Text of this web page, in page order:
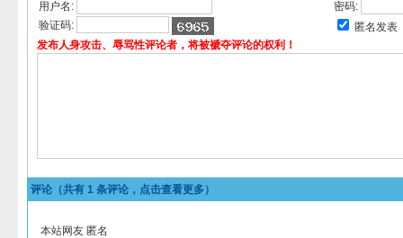
用户名:
密码:
验证码:
匿名发表
发布人身攻击、辱骂性评论者，将被褫夺评论的权利！
评论（共有 1 条评论，点击查看更多）
本站网友 匿名